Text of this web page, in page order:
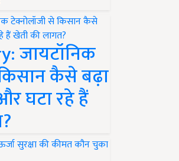
जायटॉनिक
कैसे बढ़ा
घटा रहे हैं